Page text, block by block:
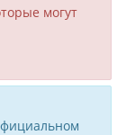
могут